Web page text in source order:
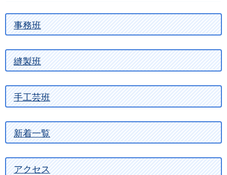
事務班
縫製班
手工芸班
新着一覧
アクセス